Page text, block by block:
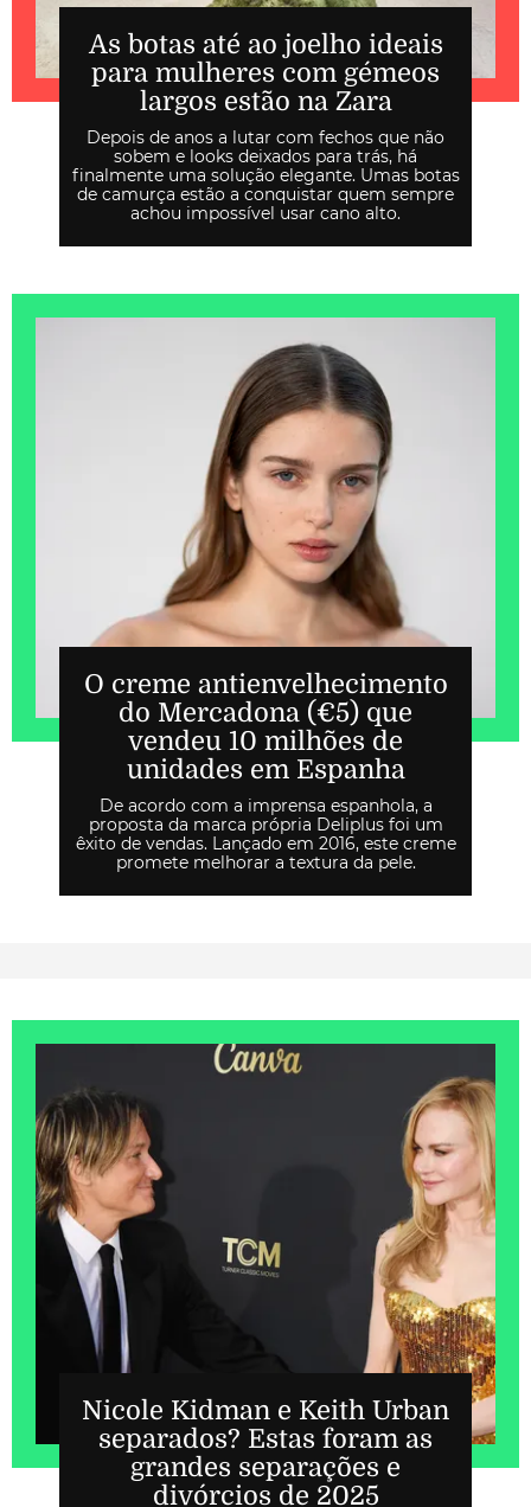
As botas até ao joelho ideais
para mulheres com gémeos
largos estão na Zara
Depois de anos a lutar com fechos que não
sobem e looks deixados para trás, há
finalmente uma solução elegante. Umas botas
de camurça estão a conquistar quem sempre
achou impossível usar cano alto.
O creme antienvelhecimento
do Mercadona (€5) que
vendeu 10 milhões de
unidades em Espanha
De acordo com a imprensa espanhola, a
proposta da marca própria Deliplus foi um
êxito de vendas. Lançado em 2016, este creme
promete melhorar a textura da pele.
Nicole Kidman e Keith Urban
separados? Estas foram as
grandes separações e
divórcios de 2025